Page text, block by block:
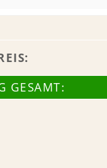
GESAMT: